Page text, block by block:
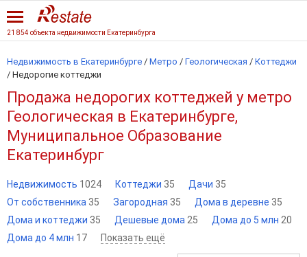
21 854 объекта недвижимости Екатеринбурга
Недвижимость в Екатеринбурге / Метро / Геологическая / Коттеджи
/ Недорогие коттеджи
Продажа недорогих коттеджей у метро
Геологическая в Екатеринбурге,
Муниципальное Образование
Екатеринбург
Недвижимость 1024 Коттеджи 35 Дачи 35
От собственника 35 Загородная 35 Дома в деревне 35
Дома и коттеджи 35 Дешевые дома 25 Дома до 5 млн 20
Дома до 4 млн 17 Показать ещё